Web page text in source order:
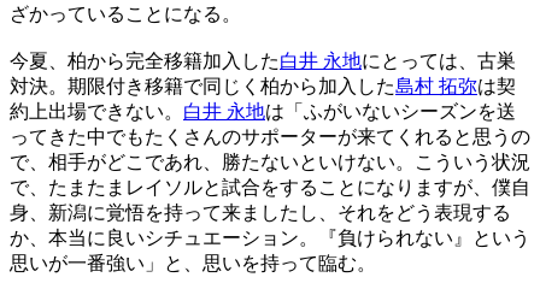
ざかっていることになる。
今夏、柏から完全移籍加入した白井 永地にとっては、古巣
対決。期限付き移籍で同じく柏から加入した島村 拓弥は契
約上出場できない。 白井 永地は「ふがいないシーズンを送
ってきた中でもたくさんのサポーターが来てくれると思うの
で、相手がどこであれ、勝たないといけない。こういう状況
で、たまたまレイソルと試合をすることになりますが、僕自
身、新潟に覚悟を持って来ましたし、それをどう表現する
か、本当に良いシチュエーション。『負けられない』という
思いが一番強い」と、思いを持って臨む。